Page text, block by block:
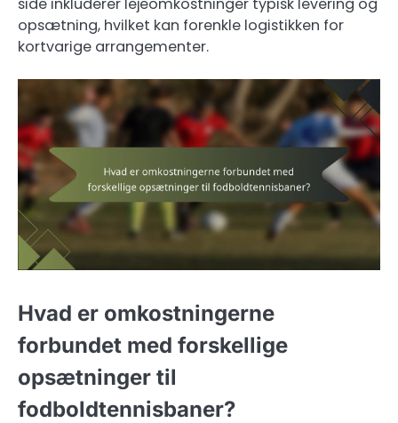
side inkluderer lejeomkostninger typisk levering og
opsætning, hvilket kan forenkle logistikken for
kortvarige arrangementer.
Hvad er omkostningerne
forbundet med forskellige
opsætninger til
fodboldtennisbaner?